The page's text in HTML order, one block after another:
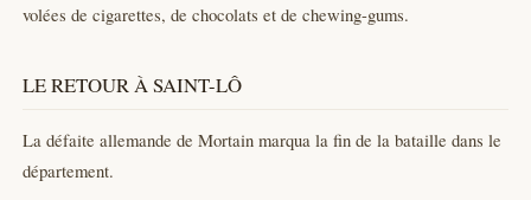
volées de cigarettes, de chocolats et de chewing-gums.
LE RETOUR À SAINT-LÔ
La défaite allemande de Mortain marqua la fin de la bataille dans le
département.